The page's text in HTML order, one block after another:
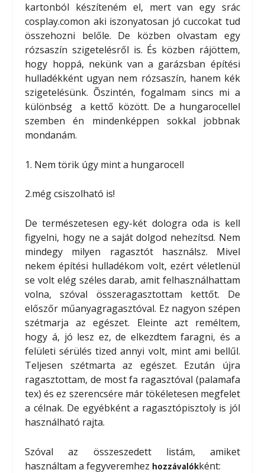
kartonból készíteném el, mert van egy srác
cosplay.comon aki iszonyatosan jó cuccokat tud
összehozni belőle. De közben olvastam egy
rózsaszín szigetelésről is. És közben rájöttem,
hogy hoppá, nekünk van a garázsban építési
hulladékként ugyan nem rózsaszín, hanem kék
szigetelésünk. Õszintén, fogalmam sincs mi a
különbség a kettő között. De a hungarocellel
szemben én mindenképpen sokkal jobbnak
mondanám.
1. Nem törik úgy mint a hungarocell
2.még csiszolható is!
De természetesen egy-két dologra oda is kell
figyelni, hogy ne a saját dolgod nehezítsd. Nem
mindegy milyen ragasztót használsz. Mivel
nekem építési hulladékom volt, ezért véletlenül
se volt elég széles darab, amit felhasználhattam
volna, szóval összeragasztottam kettőt. De
előszőr műanyagragasztóval. Ez nagyon szépen
szétmarja az egészet. Eleinte azt reméltem,
hogy á, jó lesz ez, de elkezdtem faragni, és a
felületi sérülés tized annyi volt, mint ami bellűl.
Teljesen szétmarta az egészet. Ezután újra
ragasztottam, de most fa ragasztóval (palamafa
tex) és ez szerencsére már tökéletesen megfelet
a célnak. De egyébként a ragasztópisztoly is jól
használható rajta.
Szóval az összeszedett listám, amiket
használtam a fegyveremhez hozzávalókként: